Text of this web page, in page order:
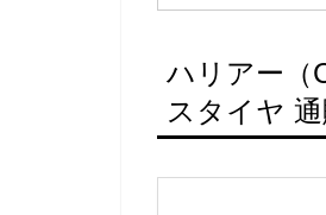
ハリアー（
スタイヤ 通